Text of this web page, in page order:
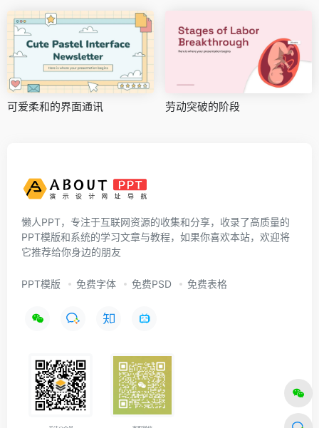
可爱柔和的界面通讯 劳动突破的阶段
懒人PPT，专注于互联网资源的收集和分享，收录了高质量的
PPT模版和系统的学习文章与教程，如果你喜欢本站，欢迎将
它推荐给你身边的朋友
PPT模版 免费字体 免费PSD 免费表格